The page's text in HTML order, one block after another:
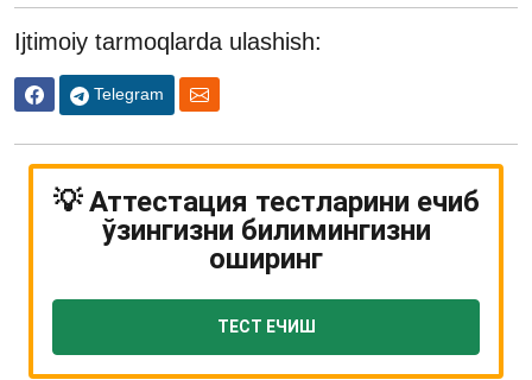
Ijtimoiy tarmoqlarda ulashish:
Telegram
💡 Аттестация тестларини ечиб
ўзингизни билимингизни
оширинг
ТЕСТ ЕЧИШ